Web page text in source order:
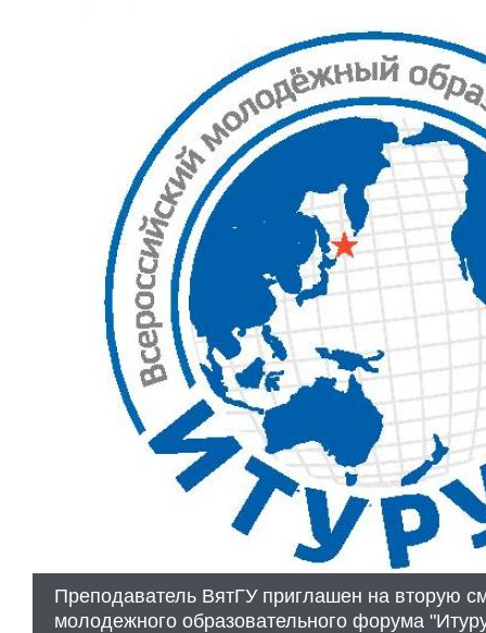
Преподаватель ВятГУ приглашен на вторую
молодежного образовательного форума